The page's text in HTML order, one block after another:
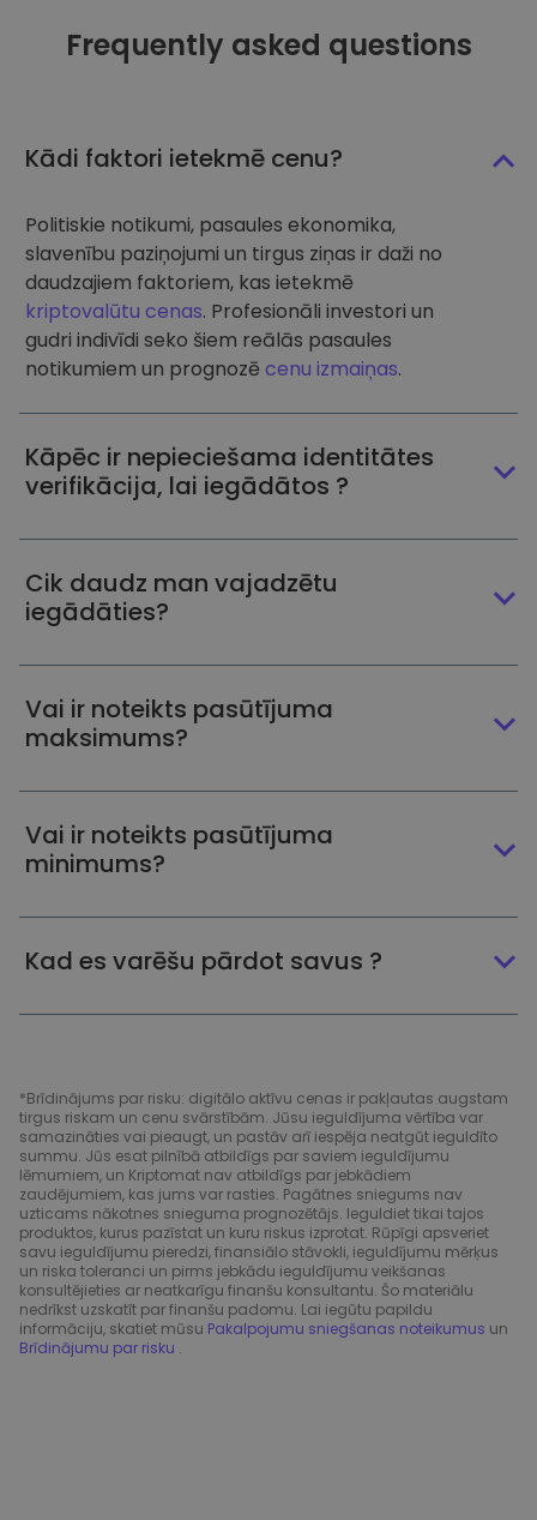
Frequently asked questions
Kādi faktori ietekmē cenu?
Politiskie notikumi, pasaules ekonomika,
slavenību paziņojumi un tirgus ziņas ir daži no
daudzajiem faktoriem, kas ietekmē
kriptovalūtu cenas. Profesionāli investori un
gudri indivīdi seko šiem reālās pasaules
notikumiem un prognozē cenu izmaiņas.
Kāpēc ir nepieciešama identitātes
verifikācija, lai iegādātos ?
Cik daudz man vajadzētu
iegādāties?
Vai ir noteikts pasūtījuma
maksimums?
Vai ir noteikts pasūtījuma
minimums?
Kad es varēšu pārdot savus ?
*Brīdinājums par risku: digitālo aktīvu cenas ir pakļautas augstam
tirgus riskam un cenu svārstībām. Jūsu ieguldījuma vērtība var
samazināties vai pieaugt, un pastāv arī iespēja neatgūt ieguldīto
summu. Jūs esat pilnībā atbildīgs par saviem ieguldījumu
lēmumiem, un Kriptomat nav atbildīgs par jebkādiem
zaudējumiem, kas jums var rasties. Pagātnes sniegums nav
uzticams nākotnes snieguma prognozētājs. Ieguldiet tikai tajos
produktos, kurus pazīstat un kuru riskus izprotat. Rūpīgi apsveriet
savu ieguldījumu pieredzi, finansiālo stāvokli, ieguldījumu mērķus
un riska toleranci un pirms jebkādu ieguldījumu veikšanas
konsultējieties ar neatkarīgu finanšu konsultantu. Šo materiālu
nedrīkst uzskatīt par finanšu padomu. Lai iegūtu papildu
informāciju, skatiet mūsu Pakalpojumu sniegšanas noteikumus un
Brīdinājumu par risku .